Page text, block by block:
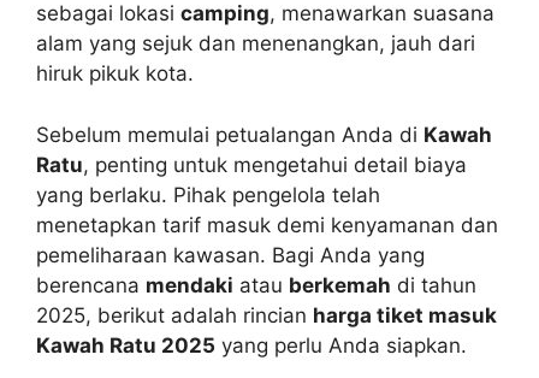
sebagai lokasi camping, menawarkan suasana
alam yang sejuk dan menenangkan, jauh dari
hiruk pikuk kota.
Sebelum memulai petualangan Anda di Kawah
Ratu, penting untuk mengetahui detail biaya
yang berlaku. Pihak pengelola telah
menetapkan tarif masuk demi kenyamanan dan
pemeliharaan kawasan. Bagi Anda yang
berencana mendaki atau berkemah di tahun
2025, berikut adalah rincian harga tiket masuk
Kawah Ratu 2025 yang perlu Anda siapkan.